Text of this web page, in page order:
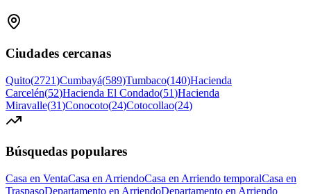
Ciudades cercanas
Quito(2721)Cumbayá(589)Tumbaco(140)Hacienda
Carcelén(52)Hacienda El Condado(51)Hacienda
Miravalle(31)Conocoto(24)Cotocollao(24)
Búsquedas populares
Casa en VentaCasa en ArriendoCasa en Arriendo temporalCasa en
TraspasoDepartamento en ArriendoDepartamento en Arriendo